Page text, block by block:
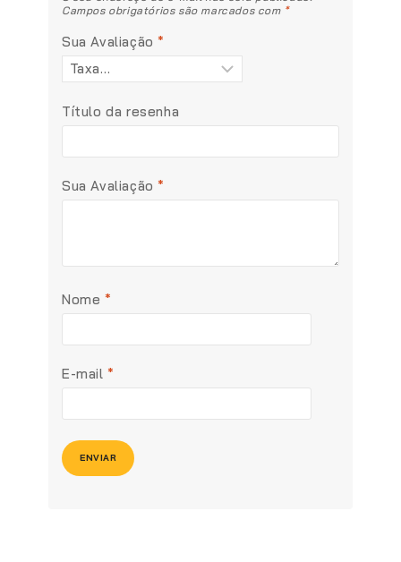
Campos obrigatórios são marcados com *
Sua Avaliação*
Título da resenha
Sua Avaliação*
Nome *
E-mail*